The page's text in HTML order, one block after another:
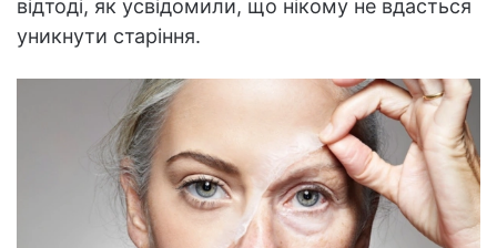
відтоді, як усвідомили, що нікому не вдасться
уникнути старіння.